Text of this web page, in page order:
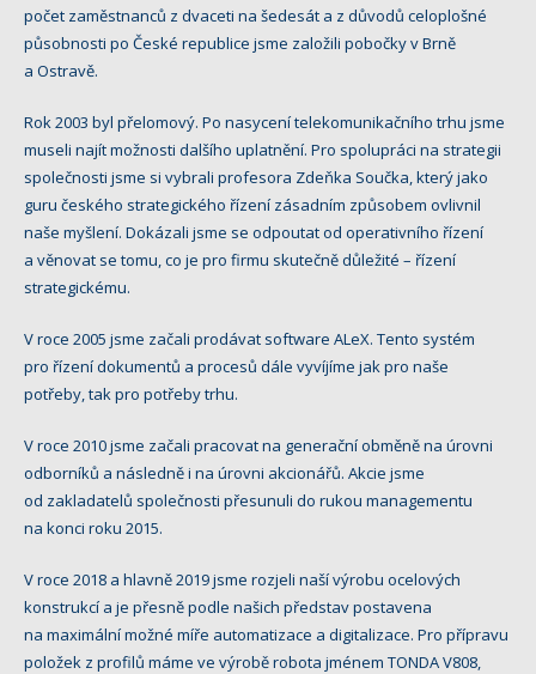
počet zaměstnanců z dvaceti na šedesát a z důvodů celoplošné
působnosti po České republice jsme založili pobočky v Brně
a Ostravě.
Rok 2003 byl přelomový. Po nasycení telekomunikačního trhu jsme
museli najít možnosti dalšího uplatnění. Pro spolupráci na strategii
společnosti jsme si vybrali profesora Zdeňka Součka, který jako
guru českého strategického řízení zásadním způsobem ovlivnil
naše myšlení. Dokázali jsme se odpoutat od operativního řízení
a věnovat se tomu, co je pro firmu skutečně důležité – řízení
strategickému.
V roce 2005 jsme začali prodávat software ALeX. Tento systém
pro řízení dokumentů a procesů dále vyvíjíme jak pro naše
potřeby, tak pro potřeby trhu.
V roce 2010 jsme začali pracovat na generační obměně na úrovni
odborníků a následně i na úrovni akcionářů. Akcie jsme
od zakladatelů společnosti přesunuli do rukou managementu
na konci roku 2015.
V roce 2018 a hlavně 2019 jsme rozjeli naší výrobu ocelových
konstrukcí a je přesně podle našich představ postavena
na maximální možné míře automatizace a digitalizace. Pro přípravu
položek z profilů máme ve výrobě robota jménem TONDA V808,